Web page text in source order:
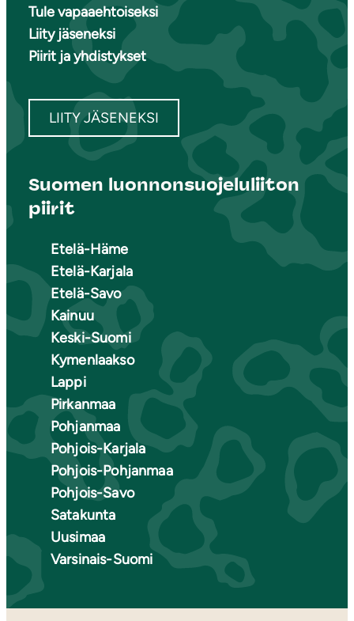
Tule vapaaehtoiseksi
Liity jäseneksi
Piirit ja yhdistykset
LIITY JÄSENEKSI
Suomen luonnonsuojeluliiton
piirit
Etelä-Häme
Etelä-Karjala
Etelä-Savo
Kainuu
Keski-Suomi
Kymenlaakso
Lappi
Pirkanmaa
Pohjanmaa
Pohjois-Karjala
Pohjois-Pohjanmaa
Pohjois-Savo
Satakunta
Uusimaa
Varsinais-Suomi